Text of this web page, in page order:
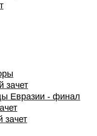
зачет
Евразии - финал